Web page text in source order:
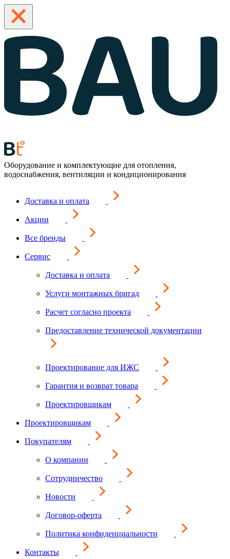
Оборудование и комплектующие для отопления,
водоснабжения, вентиляции и кондиционирования
Доставка и оплата
Акции
Все бренды
Сервис
Доставка и оплата
Услуги монтажных бригад
Расчет согласно проекта
Предоставление технической документации
Проектирование для ИЖС
Гарантия и возврат товара
Проектировщикам
Проектировщикам
Покупателям
О компании
Сотрудничество
Новости
Договор-оферта
Политика конфиденциальности
Контакты